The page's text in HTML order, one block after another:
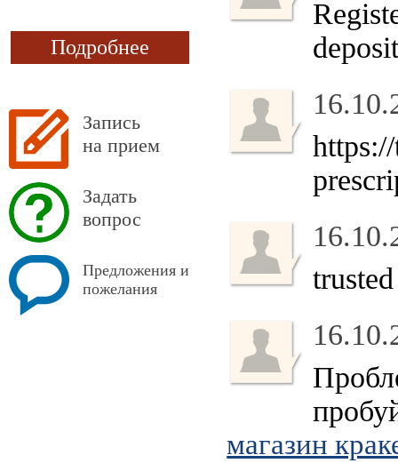
Подробнее
Запись
на прием
Задать
вопрос
Предложения и
пожелания
магазин